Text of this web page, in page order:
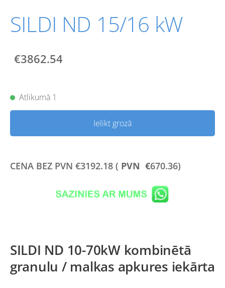
SILDI ND 15/16 kW
€3862.54
Atlikumā 1
Ielikt grozā
CENA BEZ PVN €3192.18 ( PVN €670.36)
SILDI ND 10-70kW kombinētā
granulu / malkas apkures iekārta